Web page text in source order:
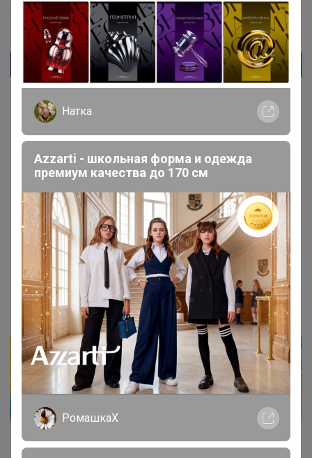
остальное (что на сортировке) уедет завтра.
ЮлияО
Кандидат в магистры
24 января, 2023 21:09
Бонифаций , спасибо.
Натка
Azzarti - школьная форма и одежда
премиум качества до 170 см
РомашкаХ